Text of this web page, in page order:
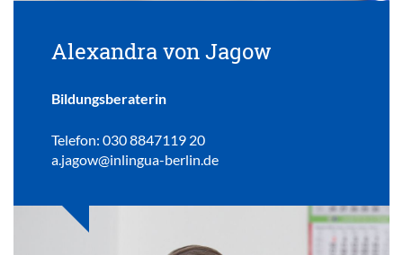
Alexandra von Jagow
Bildungsberaterin
Telefon: 030 8847119 20
a.jagow@inlingua-berlin.de